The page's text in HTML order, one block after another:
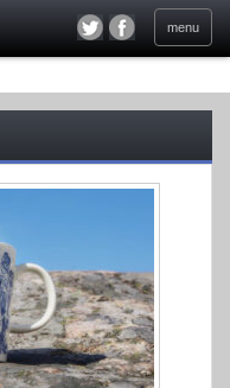
menu